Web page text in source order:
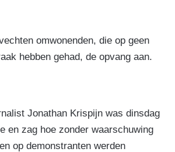
omwonenden, die op geen
hebben gehad, de opvang aan.
Jonathan Krispijn was dinsdag
en zag hoe zonder waarschuwing
op demonstranten werden